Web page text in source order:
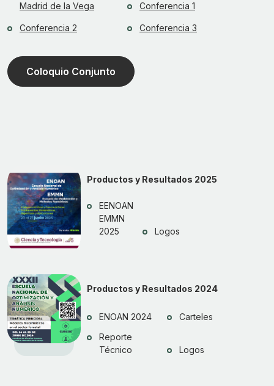
Madrid de la Vega
Conferencia 1
Conferencia 2 Conferencia 3
Coloquio Conjunto
Productos y Resultados 2025
EENOAN
EMMN
2025
Logos
Productos y Resultados 2024
ENOAN 2024
Carteles
Reporte
Técnico
Logos